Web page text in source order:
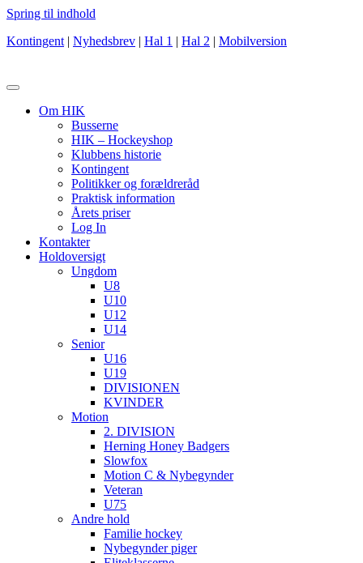
Spring til indhold
Kontingent | Nyhedsbrev | Hal 1 | Hal 2 | Mobilversion
Om HIK
Busserne
HIK – Hockeyshop
Klubbens historie
Kontingent
Politikker og forældreråd
Praktisk information
Årets priser
Log In
Kontakter
Holdoversigt
Ungdom
U8
U10
U12
U14
Senior
U16
U19
DIVISIONEN
KVINDER
Motion
2. DIVISION
Herning Honey Badgers
Slowfox
Motion C & Nybegynder
Veteran
U75
Andre hold
Familie hockey
Nybegynder piger